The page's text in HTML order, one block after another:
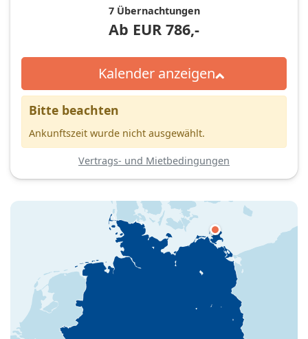
7 Übernachtungen
Ab EUR 786,-
Kalender anzeigen
Bitte beachten
Ankunftszeit wurde nicht ausgewählt.
Vertrags- und Mietbedingungen